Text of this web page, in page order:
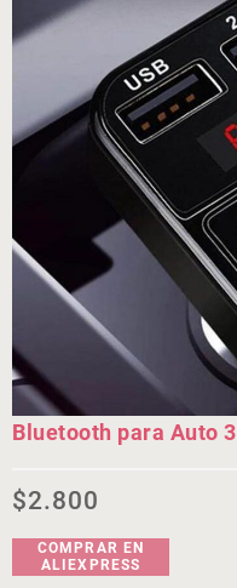
Bluetooth para Auto 3
$2.800
COMPRAR EN
ALIEXPRESS